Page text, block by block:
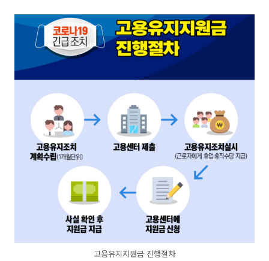
고용유지지원금 진행절차